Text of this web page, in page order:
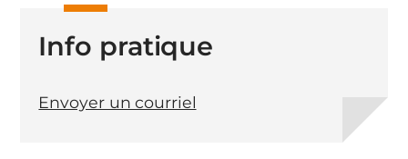
Info pratique
Envoyer un courriel